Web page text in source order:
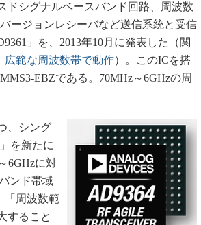
シグナルベースバンド回路、周波数
ージョンレシーバなど送信系統と受信
」を、2013年10月に発表した（関
広範な周波数帯で動作）。このICを搭
EBZである。70MHz～6GHzの周
、シング
を新たに
6GHzに対
ンド帯域
「周波数範
すること